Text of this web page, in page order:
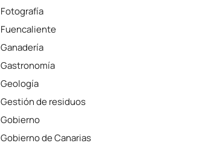
Fotografía
Fuencaliente
Ganadería
Gastronomía
Geología
Gestión de residuos
Gobierno
Gobierno de Canarias